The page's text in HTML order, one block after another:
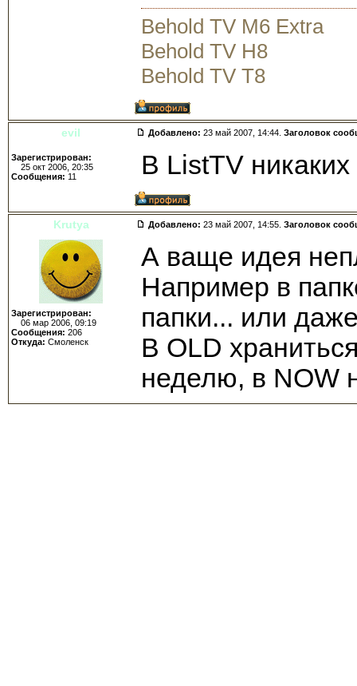
Behold TV M6 Extra
Behold TV H8
Behold TV T8
evil Добавлено: 23 май 2007, 14:44. Заголовок
Зарегистрирован:
25 окт 2006, 20:35
Сообщения: 11 В ListTV никаких
Krutya Добавлено: 23 май 2007, 14:55. Заголовок
Зарегистрирован:
06 мар 2006, 09:19
Сообщения: 206
Откуда: Смоленск
А ваще идея
Например в
папки... или
В OLD
неделю, в NOW